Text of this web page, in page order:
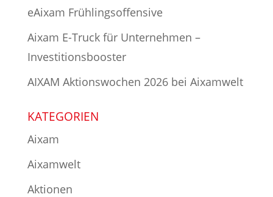
eAixam Frühlingsoffensive
Aixam E-Truck für Unternehmen –
Investitionsbooster
AIXAM Aktionswochen 2026 bei Aixamwelt
KATEGORIEN
Aixam
Aixamwelt
Aktionen